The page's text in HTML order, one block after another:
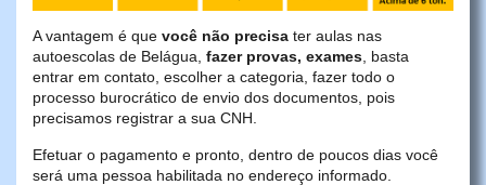
A vantagem é que você não precisa ter aulas nas
autoescolas de Belágua, fazer provas, exames, basta
entrar em contato, escolher a categoria, fazer todo o
processo burocrático de envio dos documentos, pois
precisamos registrar a sua CNH.
Efetuar o pagamento e pronto, dentro de poucos dias você
será uma pessoa habilitada no endereço informado.